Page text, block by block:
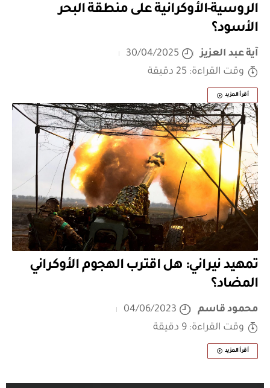
الروسية-الأوكرانية على منطقة البحر
الأسود؟
آية عبد العزيز
30/04/2025
وقت القراءة: 25 دقيقة
أقرأ المزيد
تمهيد نيراني: هل اقترب الهجوم الأوكراني
المضاد؟
محمود قاسم
04/06/2023
وقت القراءة: 9 دقيقة
أقرأ المزيد